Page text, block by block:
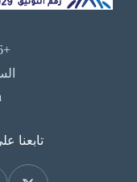
+966506742566
تابعنا